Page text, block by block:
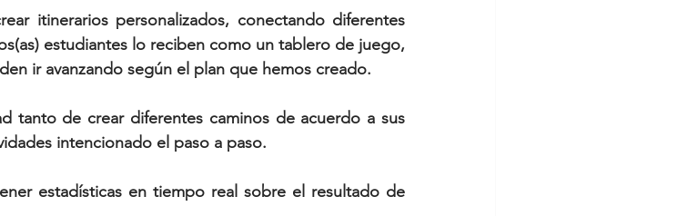
itinerarios personalizados, conectando diferentes
estudiantes lo reciben como un tablero de juego,
ir avanzando según el plan que hemos creado.
tanto de crear diferentes caminos de acuerdo a sus
intencionado el paso a paso.
estadísticas en tiempo real sobre el resultado de